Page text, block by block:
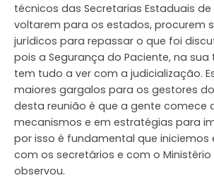
técnicos das Secretarias Estaduais de
voltarem para os estados, procurem
jurídicos para repassar o que foi
pois a Segurança do Paciente, na sua
tem tudo a ver com a judicialização.
maiores gargalos para os gestores do
desta reunião é que a gente comece
mecanismos e em estratégias para
por isso é fundamental que iniciemos
com os secretários e com o Ministério
observou.